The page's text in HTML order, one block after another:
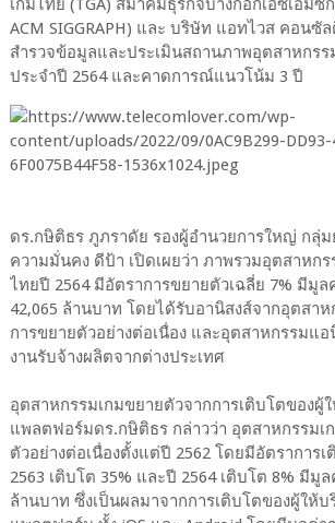
เกมไทย (TGA) สมาคมธุรกิจบางกอกเอซีเอ็มซิ
ACM SIGGRAPH) และ บริษัท แอทไวส คอนซั
สำรวจข้อมูลและประเมินสถานภาพอุตสาหกร
ประจำปี 2564 และคาดการณ์แนวโน้ม 3 ปี
ดร.กษิติธร ภูภราดัย รองผู้อำนวยการใหญ่ กลุ่
ความมั่นคง ดีป้า เปิดเผยว่า ภาพรวมอุตสาหก
ไทยปี 2564 มีอัตราการขยายตัวเฉลี่ย 7% มีมู
42,065 ล้านบาท โดยได้รับอานิสงส์จากอุตสา
การขยายตัวอย่างต่อเนื่อง และอุตสาหกรรมแ
งานรับจ้างผลิตจากต่างประเทศ
อุตสาหกรรมเกมขยายตัวจากการเติบโตของผู้
แพลตฟอร์มดร.กษิติธร กล่าวว่า อุตสาหกรรมเ
ตัวอย่างต่อเนื่องตั้งแต่ปี 2562 โดยมีอัตราการเ
2563 เติบโต 35% และปี 2564 เติบโต 8% มีมู
ล้านบาท ซึ่งเป็นผลมาจากการเติบโตของผู้ให้บ